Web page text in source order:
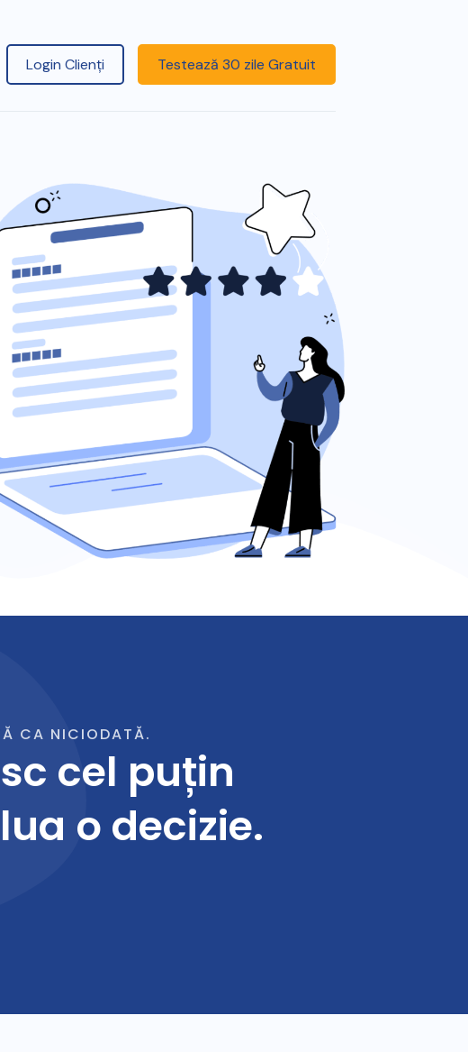
Login Clienți Testează 30 zile Gratuit
CA NICIODATĂ.
cel puțin
o decizie.